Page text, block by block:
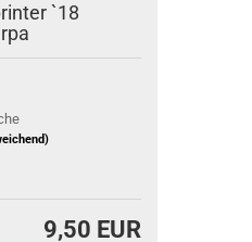
`18
9,50 EUR